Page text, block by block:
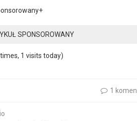
SPONSOROWANY
1 visits today)
1